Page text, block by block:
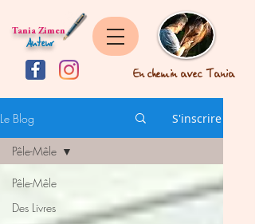
Auteur
Tania Zimen
En chemin avec Tania
Le Blog S'inscrire
Pêle-Mêle
Des Livres
Pêle-Mêle